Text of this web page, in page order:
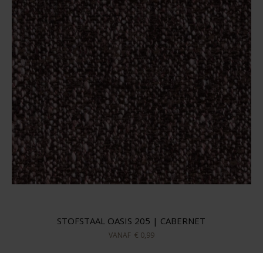
STOFSTAAL OASIS 205 | CABERNET
VANAF € 0,99